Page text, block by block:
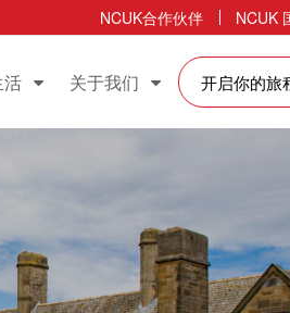
NCUK合作伙伴 NCUK
活 关于我们 开启你的旅